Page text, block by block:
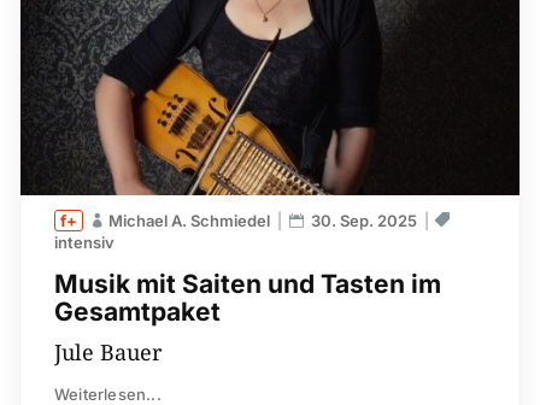
Musik mit Saiten und Tasten im
Gesamtpaket
Michael A. Schmiedel
30. Sep. 2025
intensiv
Jule Bauer
Weiterlesen...